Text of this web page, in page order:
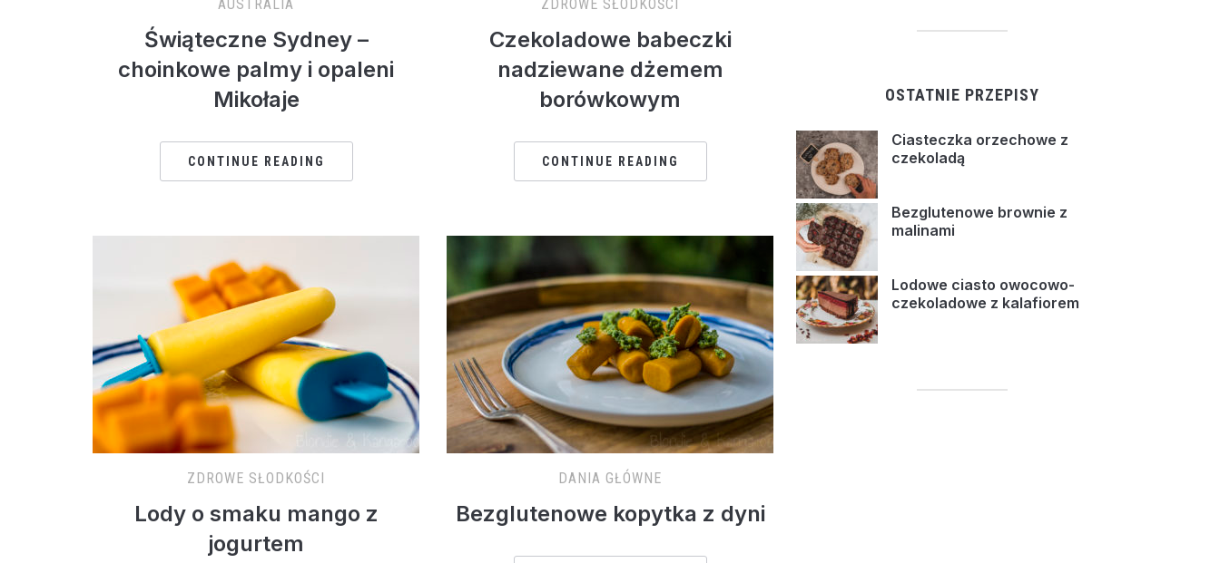
AUSTRALIA
Świąteczne Sydney –
choinkowe palmy i opaleni
Mikołaje
CONTINUE READING
ZDROWE SŁODKOŚCI
Czekoladowe babeczki
nadziewane dżemem
borówkowym
CONTINUE READING
ZDROWE SŁODKOŚCI
Lody o smaku mango z
jogurtem
DANIA GŁÓWNE
Bezglutenowe kopytka z dyni
OSTATNIE PRZEPISY
Ciasteczka orzechowe z
czekoladą
Bezglutenowe brownie z
malinami
Lodowe ciasto owocowo-
czekoladowe z kalafiorem